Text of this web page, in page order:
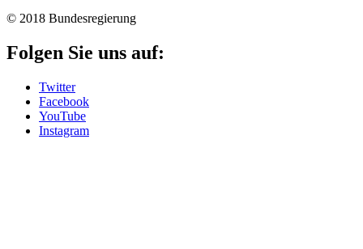
© 2018 Bundesregierung
Folgen Sie uns auf:
Twitter
Facebook
YouTube
Instagram